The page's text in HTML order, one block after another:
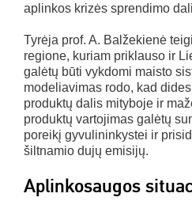
aplinkos krizės sprendimo
Tyrėja prof. A. Balžekienė
regione, kuriam priklauso ir
galėtų būti vykdomi maisto
modeliavimas rodo, kad
produktų dalis mityboje ir
produktų vartojimas galėtų
poreikį gyvulininkystei ir
šiltnamio dujų emisijų.
Aplinkosaugos